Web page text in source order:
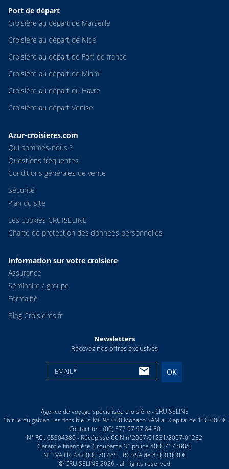
Port de départ
Croisière au départ de Marseille
Croisière au départ de Nice
Croisière au départ de Fort de france
Croisière au départ de Miami
Croisière au départ du Havre
Croisière au départ Venise
Azur-croisieres.com
Qui sommes-nous ?
Questions fréquentes
Conditions générales de vente
Sécurité
Plan du site
Les cookies CRUISELINE
Charte de protection des donnees personnelles
Information sur votre croisiere
Assurance
Séminaire / groupe
Formalité
Blog Croisieres.fr
Newsletters
Recevez nos offres exclusives
EMAIL* OK
Agence de voyage spécialisée croisière - CRUISELINE
16 rue du gabian Les flots bleus MC 98 000 Monaco SAM au Capital de 150 000 €
Contact tel : (00) 377 97 97 84 50
N° RCI: 05S04380 - Récépissé CCIN n°2007-01231/2007-01232
Garantie financière Groupama N° police 4000717380/0
N° TVA FR. 44 0000 70 465 - RC RSA de 4 000 000 €
© CRUISELINE 2026 - all rights reserved